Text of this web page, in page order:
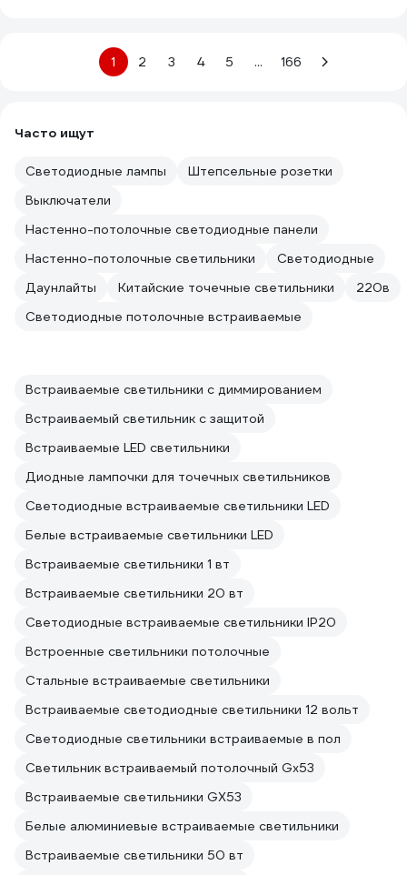
1 2 3 4 5 ... 166
Часто ищут
Светодиодные лампы
Штепсельные розетки
Выключатели
Настенно-потолочные светодиодные панели
Настенно-потолочные светильники
Светодиодные
Даунлайты
Китайские точечные светильники
220в
Светодиодные потолочные встраиваемые
Встраиваемые светильники с диммированием
Встраиваемый светильник с защитой
Встраиваемые LED светильники
Диодные лампочки для точечных светильников
Светодиодные встраиваемые светильники LED
Белые встраиваемые светильники LED
Встраиваемые светильники 1 вт
Встраиваемые светильники 20 вт
Светодиодные встраиваемые светильники IP20
Встроенные светильники потолочные
Стальные встраиваемые светильники
Встраиваемые светодиодные светильники 12 вольт
Светодиодные светильники встраиваемые в пол
Светильник встраиваемый потолочный Gx53
Встраиваемые светильники GX53
Белые алюминиевые встраиваемые светильники
Встраиваемые светильники 50 вт